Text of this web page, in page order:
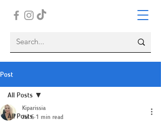
Post
All Posts
All Posts
Kiparissia
Jul 6 1 min read